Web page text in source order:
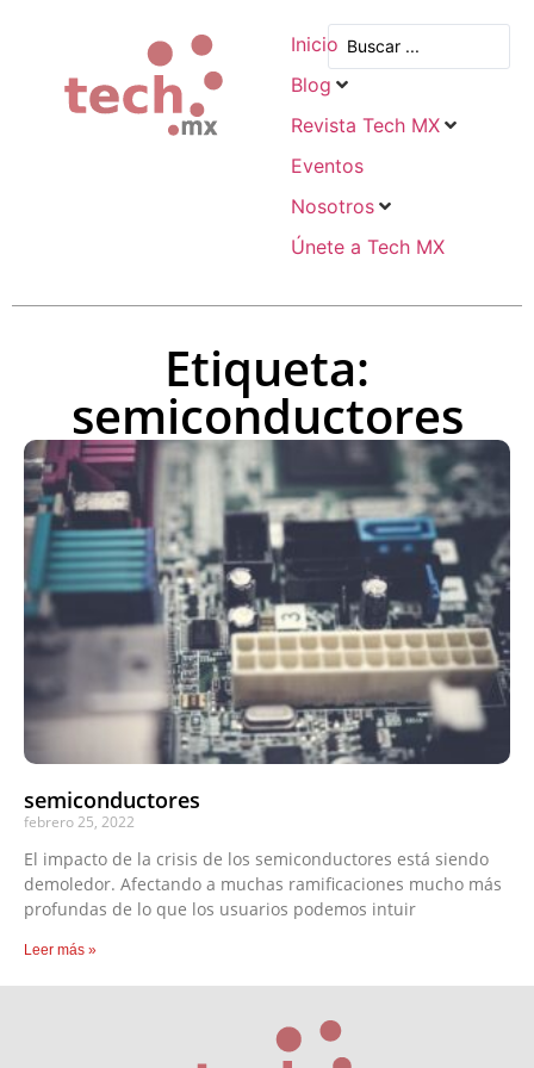
Inicio
Blog
Revista Tech MX
Eventos
Nosotros
Únete a Tech MX
Etiqueta:
semiconductores
semiconductores
febrero 25, 2022
El impacto de la crisis de los semiconductores está siendo
demoledor. Afectando a muchas ramificaciones mucho más
profundas de lo que los usuarios podemos intuir
Leer más »